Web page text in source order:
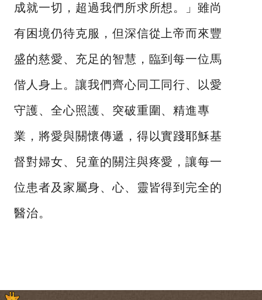
成就一切，超過我們所求所想。」雖尚
有困境仍待克服，但深信從上帝而來豐
盛的慈愛、充足的智慧，臨到每一位馬
偕人身上。讓我們齊心同工同行、以愛
守護、全心照護、突破重圍、精進專
業，將愛與關懷傳遞，得以實踐耶穌基
督對婦女、兒童的關注與疼愛，讓每一
位患者及家屬身、心、靈皆得到完全的
醫治。